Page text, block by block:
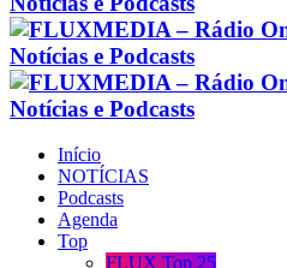
Início
NOTÍCIAS
Podcasts
Agenda
Top
FLUX Top 25